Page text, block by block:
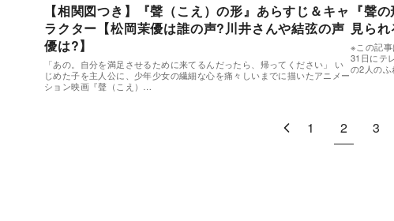
【相関図つき】『聲（こえ）の形』あらすじ＆キャ
ラクター【松岡茉優は誰の声?川井さんや結弦の声
優は?】
「あの。自分を満足させるために来てるんだったら、帰ってください」 い
じめた子を主人公に、少年少女の繊細な心を痛々しいまでに描いたアニメー
ション映画『聲（こえ）…
『聲
見ら
※この記
31日にテ
の2人の
1 2 3